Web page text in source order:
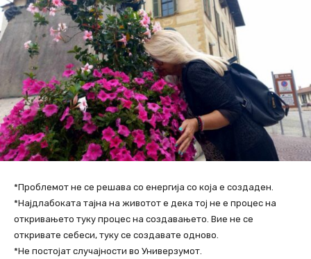
*Проблемот не се решава со енергија со која е создаден.
*Најдлабоката тајна на животот е дека тој не е процес на
откривањето туку процес на создавањето. Вие не се
откривате себеси, туку се создавате одново.
*Не постојат случајности во Универзумот.